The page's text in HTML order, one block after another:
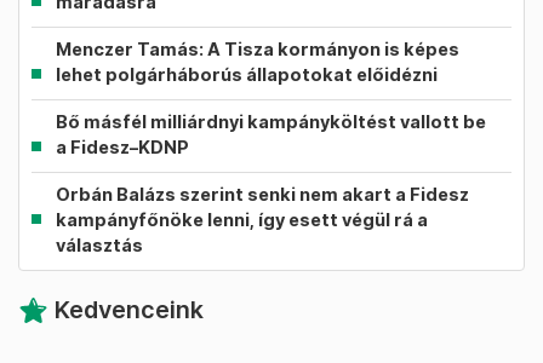
Menczer Tamás: A Tisza kormányon is képes
lehet polgárháborús állapotokat előidézni
Bő másfél milliárdnyi kampányköltést vallott be
a Fidesz–KDNP
Orbán Balázs szerint senki nem akart a Fidesz
kampányfőnöke lenni, így esett végül rá a
választás
Kedvenceink